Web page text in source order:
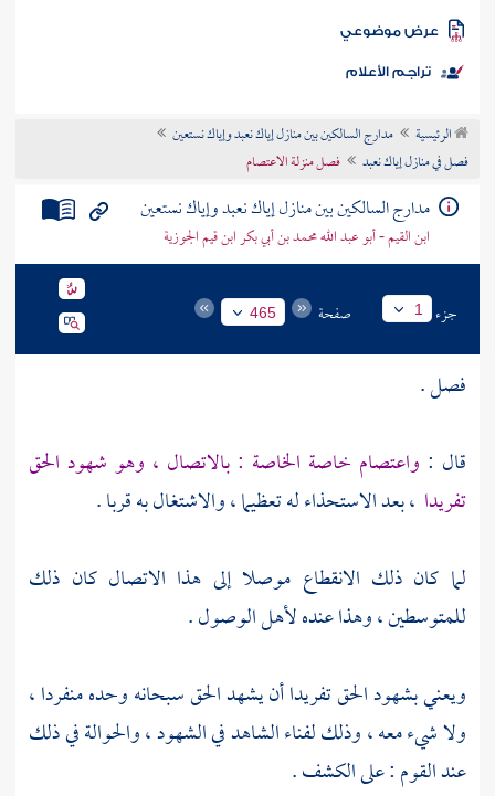
الكتب
موضوعي
تراجم الأعلام
الرئيسية
مدارج السالكين بين منازل إياك نعبد وإياك نستعين
فصل في منازل إياك نعبد
فصل منزلة الاعتصام
مدارج السالكين بين منازل إياك نعبد وإياك نستعين
ابن القيم - أبو عبد الله محمد بن أبي بكر ابن قيم الجوزية
جزء 1 صفحة 465
فصل .
قال : واعتصام خاصة الخاصة : بالاتصال ، وهو شهود الحق
تفريدا ، بعد الاستحذاء له تعظيما ، والاشتغال به قربا .
لما كان ذلك الانقطاع موصلا إلى هذا الاتصال كان ذلك
للمتوسطين ، وهذا عنده لأهل الوصول .
ويعني بشهود الحق تفريدا أن يشهد الحق سبحانه وحده منفردا ،
ولا شيء معه ، وذلك لفناء الشاهد في الشهود ، والحوالة في ذلك
عند القوم : على الكشف .